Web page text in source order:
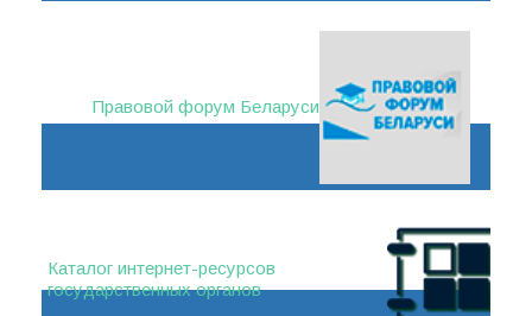
Правовой форум Беларуси
Каталог интернет-ресурсов
государственных органов